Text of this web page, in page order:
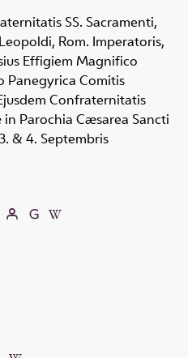
SS. Sacramenti,
Rom. Imperatoris,
Effigiem Magnifico
Panegyrica Comitis
Confraternitatis
Parochia Cæsarea Sancti
& 4. Septembris